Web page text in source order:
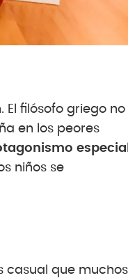
El filósofo griego no
en los peores
niños se
casual que muchos